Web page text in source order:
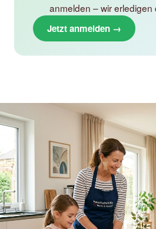
anmelden – wir erledigen
Jetzt anmelden →